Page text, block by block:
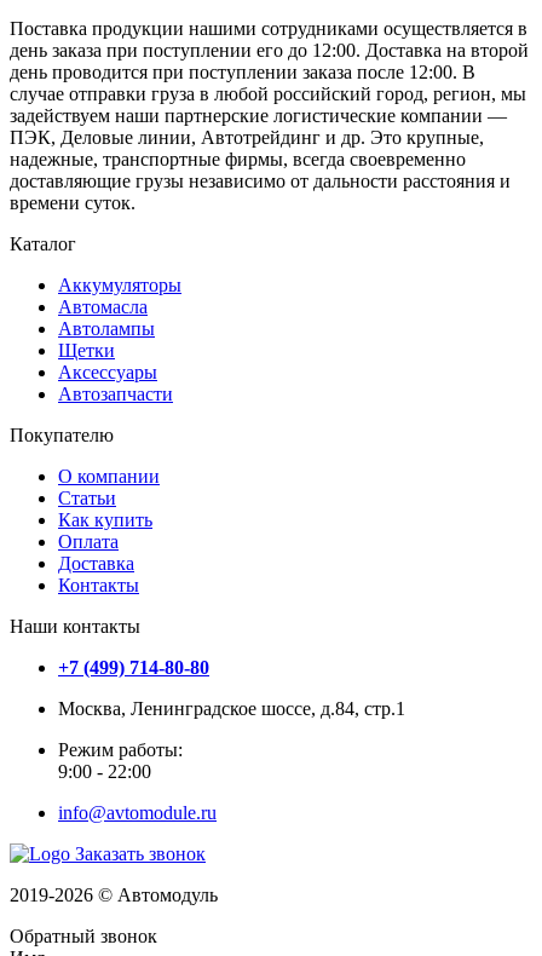
Поставка продукции нашими сотрудниками осуществляется в
день заказа при поступлении его до 12:00. Доставка на второй
день проводится при поступлении заказа после 12:00. В
случае отправки груза в любой российский город, регион, мы
задействуем наши партнерские логистические компании —
ПЭК, Деловые линии, Автотрейдинг и др. Это крупные,
надежные, транспортные фирмы, всегда своевременно
доставляющие грузы независимо от дальности расстояния и
времени суток.
Каталог
Аккумуляторы
Автомасла
Автолампы
Щетки
Аксессуары
Автозапчасти
Покупателю
О компании
Статьи
Как купить
Оплата
Доставка
Контакты
Наши контакты
+7 (499) 714-80-80
Москва, Ленинградское шоссе, д.84, стр.1
Режим работы:
9:00 - 22:00
info@avtomodule.ru
Заказать звонок
2019-2026 © Автомодуль
Обратный звонок